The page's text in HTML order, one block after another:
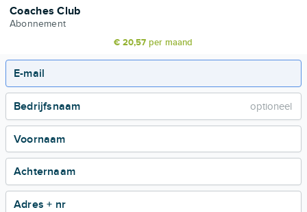
Coaches Club
Abonnement
€ 20,57 per maand
E-mail
Bedrijfsnaam
Voornaam
Achternaam
Adres + nr